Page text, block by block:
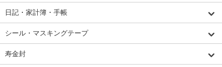
日記・家計簿・手帳
シール・マスキングテープ
寿金封